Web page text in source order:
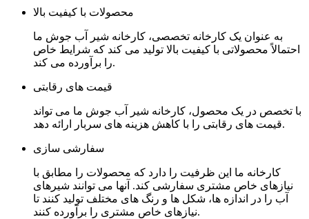
محصولات با کیفیت بالا
به عنوان یک کارخانه تخصصی، کارخانه شیر آب جوش ما
احتمالاً محصولاتی با کیفیت بالا تولید می کند که شرایط خاص
را برآورده می کند.
قیمت های رقابتی
با تخصص در یک محصول، کارخانه شیر آب جوش ما می تواند
قیمت های رقابتی را با کاهش هزینه های سربار ارائه دهد.
سفارشی سازی
کارخانه ما این ظرفیت را دارد که محصولات را مطابق با
نیازهای خاص مشتری سفارشی کند. آنها می توانند شیرهای
آب را در اندازه ها، شکل ها و رنگ های مختلف تولید کنند تا
نیازهای خاص مشتری را برآورده کنند.